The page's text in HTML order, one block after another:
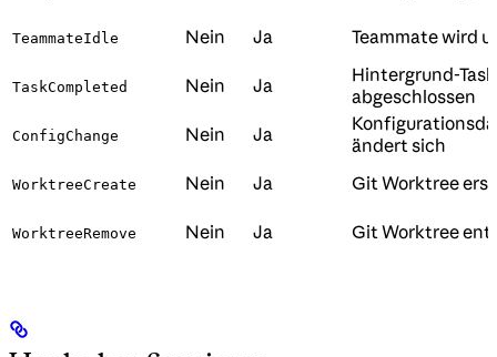
TeammateIdle Nein Ja Teammate wird
TaskCompleted Nein Ja
Hintergrund-
abgeschlossen
ConfigChange Nein Ja
ändert sich
WorktreeCreate Nein Ja Git Worktree
WorktreeRemove Nein Ja Git Worktree